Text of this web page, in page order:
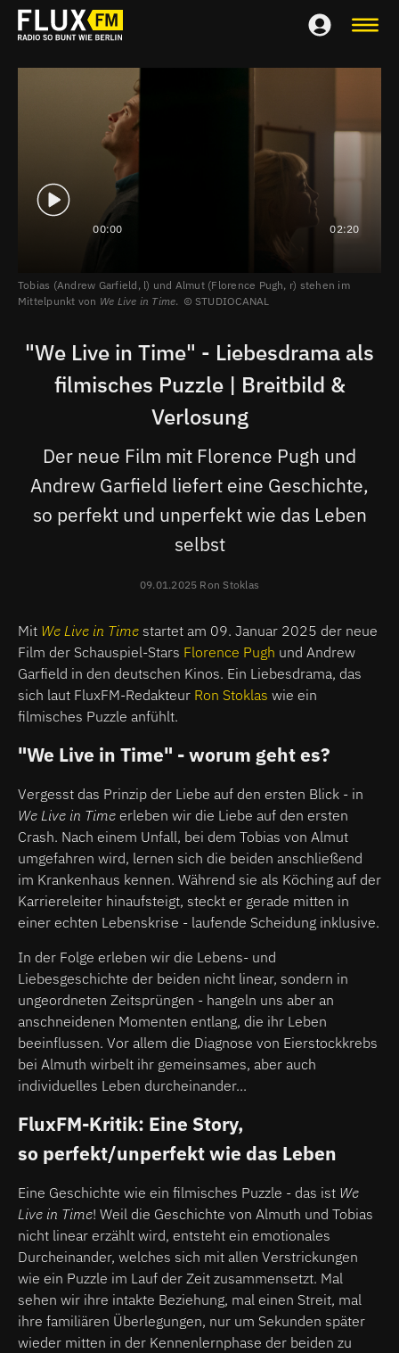
00:00 02:20
Tobias (Andrew Garfield, l) und Almut (Florence Pugh, r) stehen im
Mittelpunkt von We Live in Time. STUDIOCANAL
"We Live in Time" - Liebesdrama als
filmisches Puzzle | Breitbild &
Verlosung
Der neue Film mit Florence Pugh und
Andrew Garfield liefert eine Geschichte,
so perfekt und unperfekt wie das Leben
selbst
09.01.2025 Ron Stoklas
Mit We Live in Time startet am 09. Januar 2025 der neue
Film der Schauspiel-Stars Florence Pugh und Andrew
Garfield in den deutschen Kinos. Ein Liebesdrama, das
sich laut FluxFM-Redakteur Ron Stoklas wie ein
filmisches Puzzle anfühlt.
"We Live in Time" - worum geht es?
Vergesst das Prinzip der Liebe auf den ersten Blick - in
We Live in Time erleben wir die Liebe auf den ersten
Crash. Nach einem Unfall, bei dem Tobias von Almut
umgefahren wird, lernen sich die beiden anschließend
im Krankenhaus kennen. Während sie als Köching auf der
Karriereleiter hinaufsteigt, steckt er gerade mitten in
einer echten Lebenskrise - laufende Scheidung inklusive.
In der Folge erleben wir die Lebens- und
Liebesgeschichte der beiden nicht linear, sondern in
ungeordneten Zeitsprüngen - hangeln uns aber an
anschneidenen Momenten entlang, die ihr Leben
beeinflussen. Vor allem die Diagnose von Eierstockkrebs
bei Almuth wirbelt ihr gemeinsames, aber auch
individuelles Leben durcheinander...
FluxFM-Kritik: Eine Story,
so perfekt/unperfekt wie das Leben
Eine Geschichte wie ein filmisches Puzzle - das ist We
Live in Time! Weil die Geschichte von Almuth und Tobias
nicht linear erzählt wird, entsteht ein emotionales
Durcheinander, welches sich mit allen Verstrickungen
wie ein Puzzle im Lauf der Zeit zusammensetzt. Mal
sehen wir ihre intakte Beziehung, mal einen Streit, mal
ihre familiären Überlegungen, nur um Sekunden später
wieder mitten in der Kennenlernphase der beiden zu